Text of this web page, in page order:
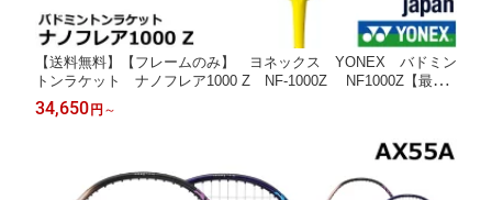
【送料無料】【フレームのみ】 ヨネックス YONEX バドミン
トンラケット ナノフレア1000 Z NF-1000Z NF1000Z【最短
出荷】
34,650円 ～